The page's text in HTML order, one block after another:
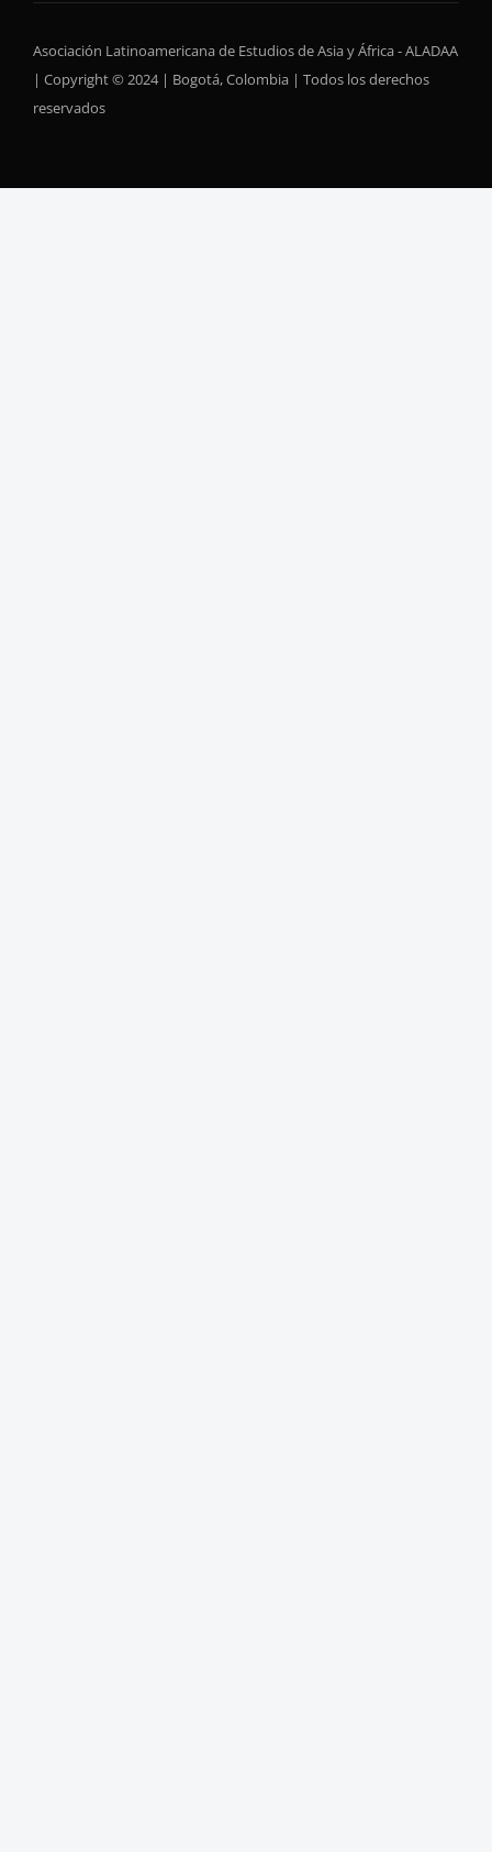
Asociación Latinoamericana de Estudios de Asia y África - ALADAA
| Copyright © 2024 | Bogotá, Colombia | Todos los derechos
reservados